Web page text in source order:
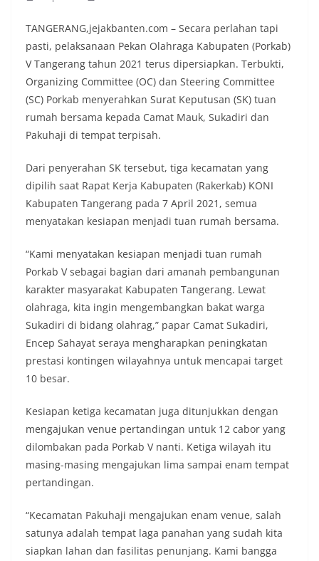
TANGERANG,jejakbanten.com – Secara perlahan tapi
pasti, pelaksanaan Pekan Olahraga Kabupaten (Porkab)
V Tangerang tahun 2021 terus dipersiapkan. Terbukti,
Organizing Committee (OC) dan Steering Committee
(SC) Porkab menyerahkan Surat Keputusan (SK) tuan
rumah bersama kepada Camat Mauk, Sukadiri dan
Pakuhaji di tempat terpisah.
Dari penyerahan SK tersebut, tiga kecamatan yang
dipilih saat Rapat Kerja Kabupaten (Rakerkab) KONI
Kabupaten Tangerang pada 7 April 2021, semua
menyatakan kesiapan menjadi tuan rumah bersama.
“Kami menyatakan kesiapan menjadi tuan rumah
Porkab V sebagai bagian dari amanah pembangunan
karakter masyarakat Kabupaten Tangerang. Lewat
olahraga, kita ingin mengembangkan bakat warga
Sukadiri di bidang olahrag,” papar Camat Sukadiri,
Encep Sahayat seraya mengharapkan peningkatan
prestasi kontingen wilayahnya untuk mencapai target
10 besar.
Kesiapan ketiga kecamatan juga ditunjukkan dengan
mengajukan venue pertandingan untuk 12 cabor yang
dilombakan pada Porkab V nanti. Ketiga wilayah itu
masing-masing mengajukan lima sampai enam tempat
pertandingan.
“Kecamatan Pakuhaji mengajukan enam venue, salah
satunya adalah tempat laga panahan yang sudah kita
siapkan lahan dan fasilitas penunjang. Kami bangga